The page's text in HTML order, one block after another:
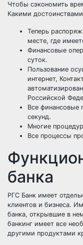
Чтобы сэкономить
Какими
Теперь
месте, где
Финансовые
суток.
Пользование
интернет,
Российской
Все финансовые
секунд.
Многие
Все процессы
банка
РГС Банк имеет
клиентов и бизнеса.
банка, открывшие в
банкинг имеет все
другими продуктами